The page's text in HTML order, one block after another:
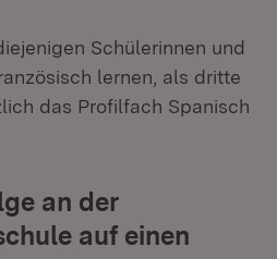
Schülerinnen und
lernen, als dritte
das Profilfach Spanisch
an der
auf einen